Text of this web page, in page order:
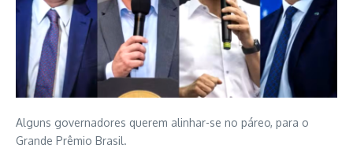
Alguns governadores querem alinhar-se no páreo, para o
Grande Prêmio Brasil.